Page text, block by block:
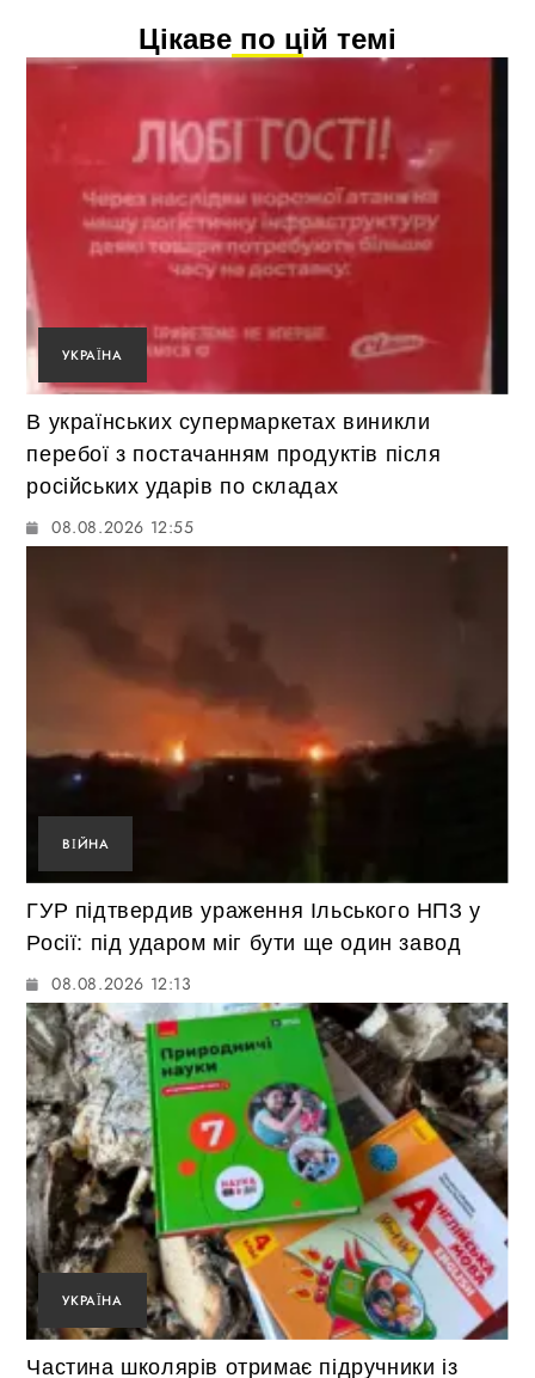
Цікаве по цій темі
УКРАЇНА
В українських супермаркетах виникли
перебої з постачанням продуктів після
російських ударів по складах
08.08.2026 12:55
ВІЙНА
ГУР підтвердив ураження Ільського НПЗ у
Росії: під ударом міг бути ще один завод
08.08.2026 12:13
УКРАЇНА
Частина школярів отримає підручники із